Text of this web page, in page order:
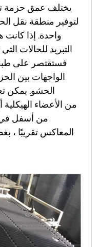
يختلف عمق حزمة
لتوفير منطقة نقل
واحدة. إذا
التبريد للحالات
فستقتصر على
الواجهات بين
الحشو. يمكن
من أسفل في
المعاكس تقريبًا ،